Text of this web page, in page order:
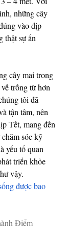
những cây
vào dịp
thật sự ấn
cây mai trong
trồng từ hơn
tôi đã
tận tâm, nên
Tết, mang đến
sóc kỹ
yếu tố quan
triển khỏe
vậy.
được bao
Điểm